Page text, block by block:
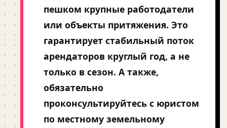
пешком крупные работодатели
или объекты притяжения. Это
гарантирует стабильный поток
арендаторов круглый год, а не
только в сезон. А также,
обязательно
проконсультируйтесь с юристом
по местному земельному